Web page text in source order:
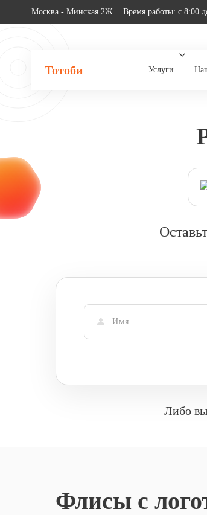
Москва - Минская 2Ж Время работы: с 8:00
Тотоби Услуги
Либо
Флисы с